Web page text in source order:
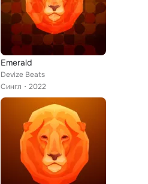
Emerald
Devize Beats
Сингл
2022